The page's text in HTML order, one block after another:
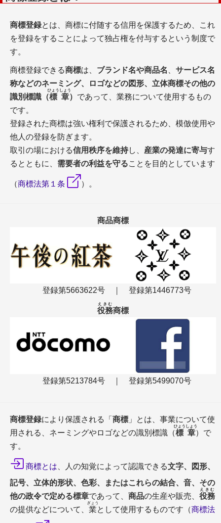
ご利用案内・規約
商標登録費用
事務所概要
メディア掲載履歴
参考文献・関連資料
弁理士無料相談
弁理士に無料相談
商標登録お見積
商標調査お見積
商標登録の方法
商品役務を指定
登録手続きの流れ
特許庁での審査～登録
識別力調査
称呼検索
図形商標検索
商標登録とは、商標に付随する信用を保護するため、これ
を登録をすることによって独占権を付与するという制度で
す。
商標登録できる商標は、 ブランド名や商品名
サービス名
称などのネーミング、ロゴなどの図形、立体商標その他の
識別標識（標章
ひょうしょう
） であって、業務について使用するもの
です。
登録された商標は強い権利で保護されるため、模倣使用や
他人の登録を防ぎます。
取引の場における信用秩序を維持し、 産業の発達に寄与す
るとともに、 需要者の利益を守ることを目的としています
（商標法第１条 ）。
商品商標
登録第5663622号 ｜ 登録第1446773号
役務
えきむ
商標
登録第5213784号 ｜ 登録第5499070号
商標登録により保護される「 商標 」とは、事業について使
用される、ネーミングやロゴなどの識別標識（標章
ひょうしょう
）で
す。
商標とは 、人の知覚によって認識できる文字、図形、
記号、立体的形状、色彩、またはこれらの結合、音、その
他の政令で定める標章であって、 商品の生産や販売、 役務
えきむ
の提供などについて、 業
ぎょう
として使用するものです（商標法